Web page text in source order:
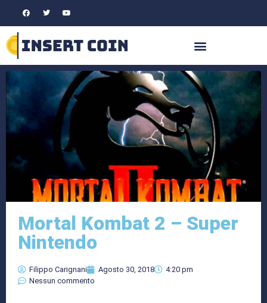
Mortal Kombat 2 – Super
Nintendo
Filippo Carignani Agosto 30, 2018
4:20 pm
Nessun commento